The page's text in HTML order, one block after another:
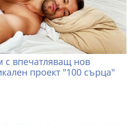
с впечатляващ нов
проект "100 сърца"